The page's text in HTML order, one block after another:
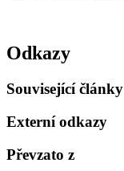
Odkazy
Související články
Externí odkazy
Převzato z